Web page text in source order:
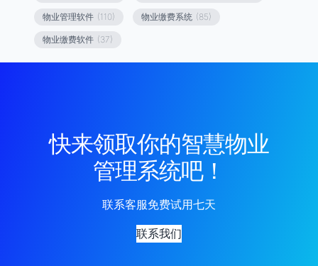
物业管理软件 (110) 物业缴费系统 (85)
物业缴费软件 (37)
快来领取你的智慧物业
管理系统吧！
联系客服免费试用七天
联系我们